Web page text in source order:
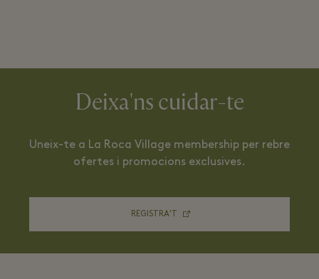
Deixa'ns cuidar-te
Uneix-te a La Roca Village membership per rebre
ofertes i promocions exclusives.
REGISTRA'T